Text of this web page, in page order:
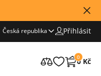
Česká republika Přihlásit
0
0 Kč